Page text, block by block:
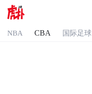
NBA CBA 国际足球